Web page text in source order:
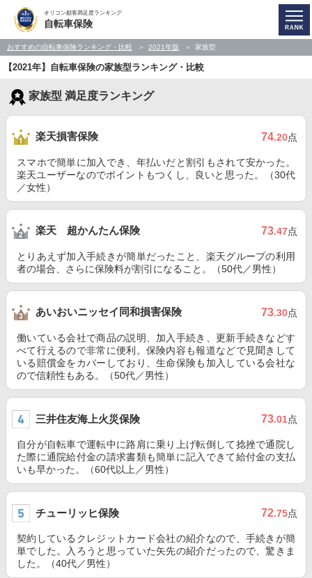
オリコン顧客満足度ランキング
自転車保険
おすすめの自転車保険ランキング・比較 2021年版 家族型
【2021年】自転車保険の家族型ランキング・比較
家族型 満足度ランキング
楽天損害保険 74.20点
スマホで簡単に加入でき、年払いだと割引もされて安かった。
楽天ユーザーなのでポイントもつくし、良いと思った。（30代
／女性）
楽天 超かんたん保険 73.47点
とりあえず加入手続きが簡単だったこと、楽天グループの利用
者の場合、さらに保険料が割引になること。（50代／男性）
あいおいニッセイ同和損害保険 73.30点
働いている会社で商品の説明、加入手続き、更新手続きなどす
べて行えるので非常に便利。保険内容も報道などで見聞きして
いる賠償金をカバーしており、生命保険も加入している会社な
ので信頼性もある。（50代／男性）
三井住友海上火災保険 73.01点
自分が自転車で運転中に路肩に乗り上げ転倒して捻挫で通院し
た際に通院給付金の請求書類も簡単に記入できて給付金の支払
いも早かった。（60代以上／男性）
チューリッヒ保険 72.75点
契約しているクレジットカード会社の紹介なので、手続きが簡
単でした。入ろうと思っていた矢先の紹介だったので、驚きま
した。（40代／男性）